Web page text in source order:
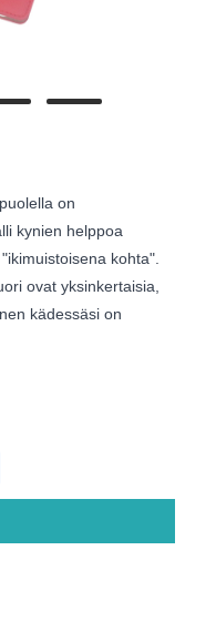
on
kynien helppoa
kohta".
ovat yksinkertaisia,
kädessäsi on